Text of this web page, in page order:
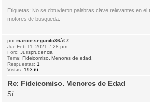
Etiquetas: No se obtuvieron palabras clave relevantes en el
motores de búsqueda.
por marcossegundo36â€Ž
Jue Feb 11, 2021 7:28 pm
Foro: Jurisprudencia
Tema: Fideicomiso. Menores de edad.
Respuestas: 1
Vistas: 19366
Re: Fideicomiso. Menores de Edad
Sí